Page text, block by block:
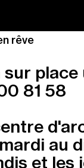
rêve
81 58
mardi au
et les